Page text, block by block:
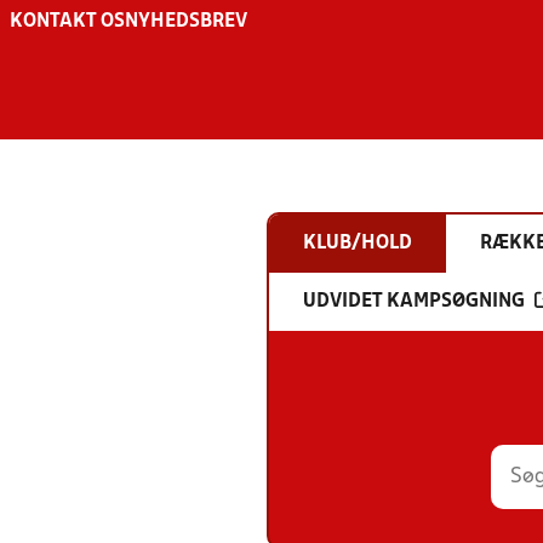
KONTAKT OS NYHEDSBREV
KLUB/HOLD
UDVIDET KAMPSØGNING